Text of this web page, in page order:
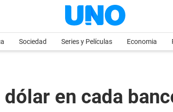
Sociedad Series y Películas Economia
en cada